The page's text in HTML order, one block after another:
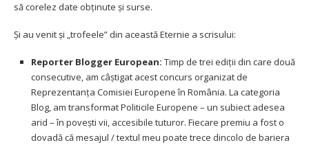
să corelez date obținute și surse.
Și au venit și „trofeele” din această Eternie a scrisului:
Reporter Blogger European: Timp de trei ediții din care două
consecutive, am câștigat acest concurs organizat de
Reprezentanța Comisiei Europene în România. La categoria
Blog, am transformat Politicile Europene – un subiect adesea
arid – în povești vii, accesibile tuturor. Fiecare premiu a fost o
dovadă că mesajul / textul meu poate trece dincolo de bariera